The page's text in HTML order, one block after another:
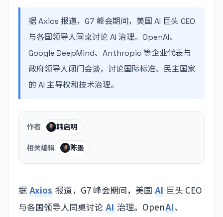
据 Axios 报道，G7 峰会期间，美国 AI 巨头 CEO
与各国领导人同桌讨论 AI 治理。OpenAI、
Google DeepMind、Anthropic 等企业代表与
政府领导人闭门会谈，讨论国际标准、民主国家
的 AI 主导权和技术治理。
作者 韩启明
相关编辑 陈墨
据 Axios 报道，G7 峰会期间，美国 AI 巨头 CEO
与各国领导人同桌讨论 AI 治理。OpenAI、